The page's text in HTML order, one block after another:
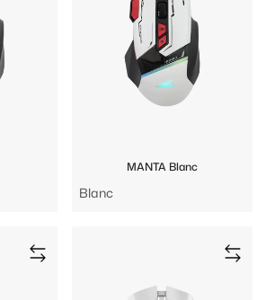
MANTA Blanc
Blanc